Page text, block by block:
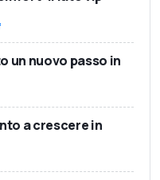
un nuovo passo in
a crescere in